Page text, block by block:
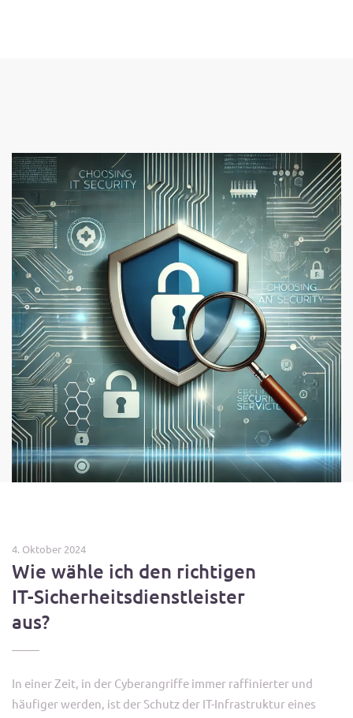
4. Oktober 2024
Wie wähle ich den richtigen
IT-Sicherheitsdienstleister
aus?
In einer Zeit, in der Cyberangriffe immer raffinierter und
häufiger werden, ist der Schutz der IT-Infrastruktur eines